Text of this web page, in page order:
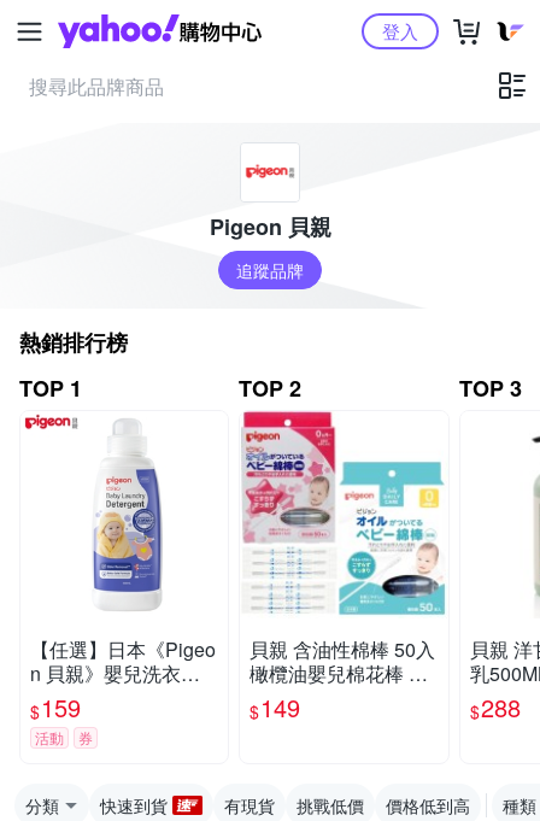
Yahoo購物中心登入
Pigeon 貝親
追蹤品牌
熱銷排行榜
TOP 1
【任選】日本《Pigeo
n 貝親》嬰兒洗衣精
瓶裝500ml
$159
活動 券
TOP 2
貝親 含油性棉棒 50入
橄欖油嬰兒棉花棒 10
26209 細軸棉棒 1004
$149
TOP 3
貝親
乳
$288
分類 快速到貨 有現貨 挑戰低價 價格低到高 種類